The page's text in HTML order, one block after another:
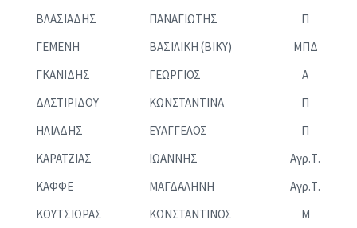
ΒΛΑΣΙΑΔΗΣ
ΠΑΝΑΓΙΩΤΗΣ
Π
ΓΕΜΕΝΗ
ΒΑΣΙΛΙΚΗ (ΒΙΚΥ)
ΜΠΔ
ΓΚΑΝΙΔΗΣ
ΓΕΩΡΓΙΟΣ
Α
ΔΑΣΤΙΡΙΔΟΥ
ΚΩΝΣΤΑΝΤΙΝΑ
Π
ΗΛΙΑΔΗΣ
ΕΥΑΓΓΕΛΟΣ
Π
ΚΑΡΑΤΖΙΑΣ
ΙΩΑΝΝΗΣ
Αγρ.Τ.
ΚΑΦΦΕ
ΜΑΓΔΑΛΗΝΗ
Αγρ.Τ.
ΚΟΥΤΣΙΩΡΑΣ
ΚΩΝΣΤΑΝΤΙΝΟΣ
Μ